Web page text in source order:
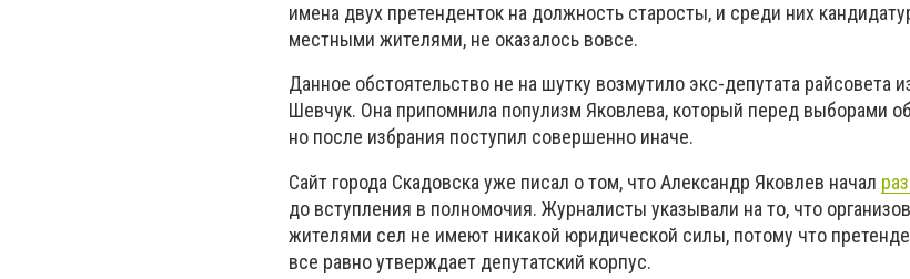
имена двух претенденток на должность старосты, и среди них
местными жителями, не оказалось вовсе.
Данное обстоятельство не на шутку возмутило экс-депутата райсовета
Шевчук. Она припомнила популизм Яковлева, который перед выборами
но после избрания поступил совершенно иначе.
Сайт города Скадовска уже писал о том, что Александр Яковлев начал
до вступления в полномочия. Журналисты указывали на то, что
жителями сел не имеют никакой юридической силы, потому что
все равно утверждает депутатский корпус.